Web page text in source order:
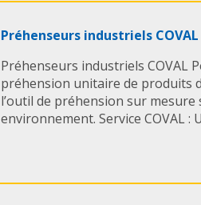
Préhenseurs industriels COVAL
Préhenseurs industriels COVAL
préhension unitaire de produits
l’outil de préhension sur
environnement. Service COVAL :